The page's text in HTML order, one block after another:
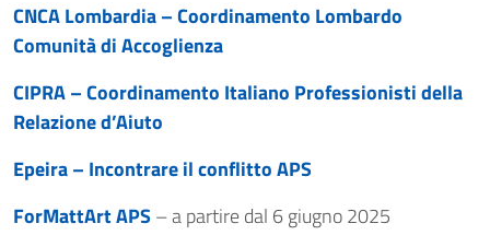
CNCA Lombardia – Coordinamento Lombardo
Comunità di Accoglienza
CIPRA – Coordinamento Italiano Professionisti della
Relazione d’Aiuto
Epeira – Incontrare il conflitto APS
ForMattArt APS– a partire dal 6 giugno 2025